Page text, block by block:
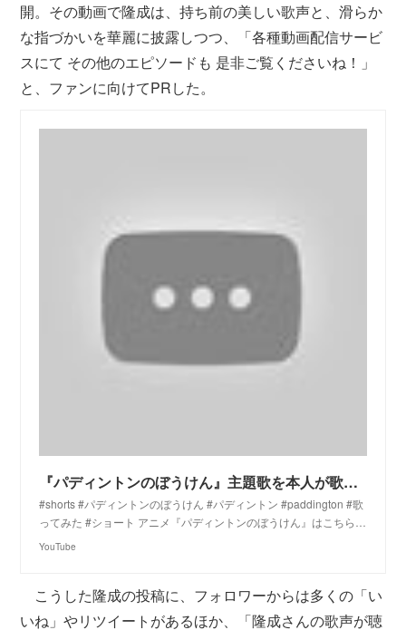
開。その動画で隆成は、持ち前の美しい歌声と、滑らか
な指づかいを華麗に披露しつつ、「各種動画配信サービ
スにて その他のエピソードも 是非ご覧くださいね！」
と、ファンに向けてPRした。
『パディントンのぼうけん』主題歌を本人が歌ってみた 『The Adventures of Paddington』Japanese theme song
#shorts #パディントンのぼうけん #パディントン #paddington #歌
ってみた #ショート アニメ『パディントンのぼうけん』はこちら…
YouTube
こうした隆成の投稿に、フォロワーからは多くの「い
いね」やリツイートがあるほか、「隆成さんの歌声が聴